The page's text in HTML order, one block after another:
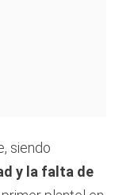
siendo
y la falta de